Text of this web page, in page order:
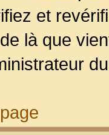
et
là que